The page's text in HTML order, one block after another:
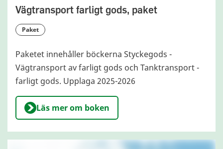
Vägtransport farligt gods, paket
paket
Paketet innehåller böckerna Styckegods -
Vägtransport av farligt gods och Tanktransport -
farligt gods. Upplaga 2025-2026
Läs mer om boken